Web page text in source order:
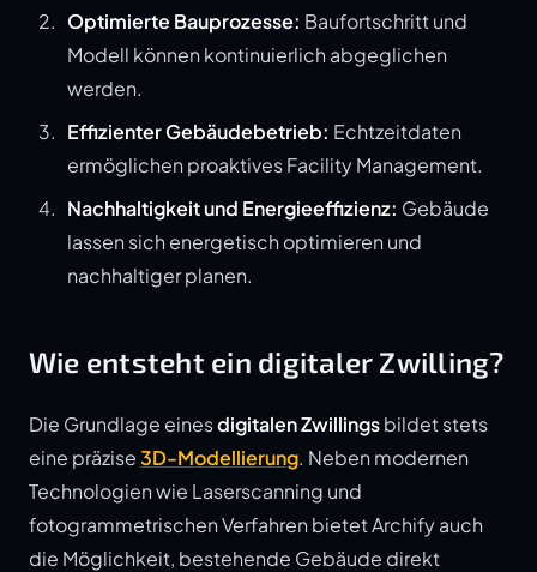
Optimierte Bauprozesse: Baufortschritt und
Modell können kontinuierlich abgeglichen
werden.
Effizienter Gebäudebetrieb: Echtzeitdaten
ermöglichen proaktives Facility Management.
Nachhaltigkeit und Energieeffizienz: Gebäude
lassen sich energetisch optimieren und
nachhaltiger planen.
Wie entsteht ein digitaler Zwilling?
Die Grundlage einesdigitalen Zwillingsbildet stets
eine präzise3D-Modellierung. Neben modernen
Technologien wie Laserscanning und
fotogrammetrischen Verfahren bietet Archify auch
die Möglichkeit, bestehende Gebäude direkt